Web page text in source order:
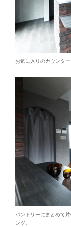
お気に入りのカウンタ
パントリーにまとめて
ング。